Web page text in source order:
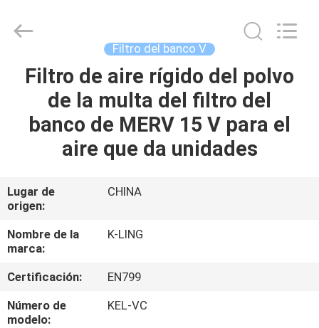
CASA
PRODUCTOS
SOBRE
NOSOTROS
RECORRIDO
POR
LA
Purification
Technology
Reserved.
Filtro del banco V
Filtro de aire rígido del polvo
de la multa del filtro del
banco de MERV 15 V para el
aire que da unidades
Lugar de
origen:
CHINA
Nombre de la
marca:
K-LING
Certificación:
EN799
Número de
modelo:
KEL-VC